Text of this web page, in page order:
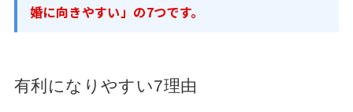
婚に向きやすい」の7つです。
有利になりやすい7理由